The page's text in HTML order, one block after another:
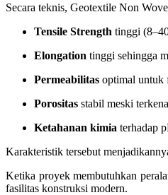
Secara teknis, Geotextile Non
Tensile Strength tinggi
Elongation tinggi sehingga
Permeabilitas optimal untuk
Porositas stabil meski
Ketahanan kimia terhadap
Karakteristik tersebut
Ketika proyek membutuhkan
fasilitas konstruksi modern.